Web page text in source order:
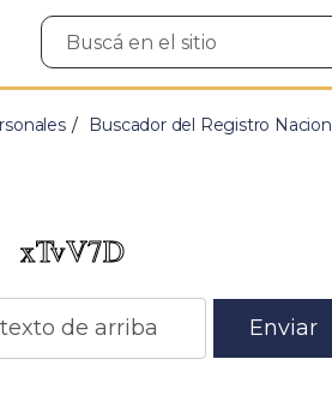
Buscar
en
Buscador del Registro
Enviar